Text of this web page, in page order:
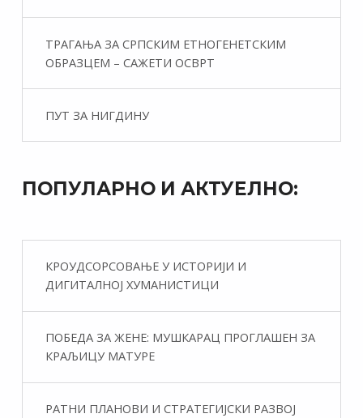
ТРАГАЊА ЗА СРПСКИМ ЕТНОГЕНЕТСКИМ
ОБРАЗЦЕМ – САЖЕТИ ОСВРТ
ПУТ ЗА НИГДИНУ
ПОПУЛАРНО И АКТУЕЛНО:
КРОУДСОРСОВАЊЕ У ИСТОРИЈИ И
ДИГИТАЛНОЈ ХУМАНИСТИЦИ
ПОБЕДА ЗА ЖЕНЕ: МУШКАРАЦ ПРОГЛАШЕН ЗА
КРАЉИЦУ МАТУРЕ
РАТНИ ПЛАНОВИ И СТРАТЕГИЈСКИ РАЗВОЈ